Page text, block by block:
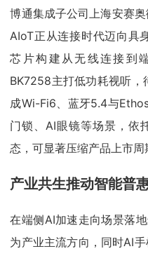
博通集成子公司上海安赛
AIoT正从连接时代迈向具
芯片构建从无线连接到
BK7258主打低功耗视听
成Wi-Fi6、蓝牙5.4与
门锁、AI眼镜等场景，依
态，可显著压缩产品上市周
产业共生推动智能普
在端侧AI加速走向场景落
为产业主流方向，同时AI